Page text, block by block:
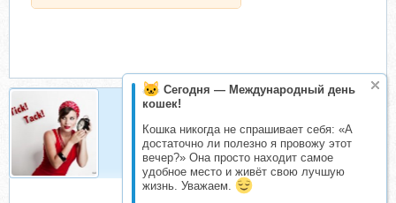
Сегодня — Международный день
кошек!
Кошка никогда не спрашивает себя: «А
достаточно ли полезно я провожу этот
вечер?» Она просто находит самое
удобное место и живёт свою лучшую
жизнь. Уважаем.
Никулин
Складчик